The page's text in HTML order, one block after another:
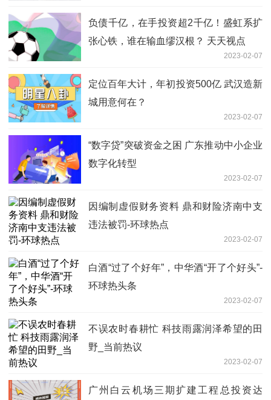
负债千亿，在手投资超2千亿！盛虹系扩
张心铁，谁在输血缪汉根？ 天天视点
2023-02-07
定位百年大计，年初投资500亿 武汉造新
城用意何在？
2023-02-07
“数字贷”突破资金之困 广东推动中小企业
数字化转型
2023-02-07
因编制虚假财务资料 鼎和财险济南中支
违法被罚-环球热点
2023-02-07
白酒“过了个好年”，中华酒“开了个好头”-
环球热头条
2023-02-07
不误农时春耕忙 科技雨露润泽希望的田
野_当前热议
2023-02-07
广州白云机场三期扩建工程总投资达